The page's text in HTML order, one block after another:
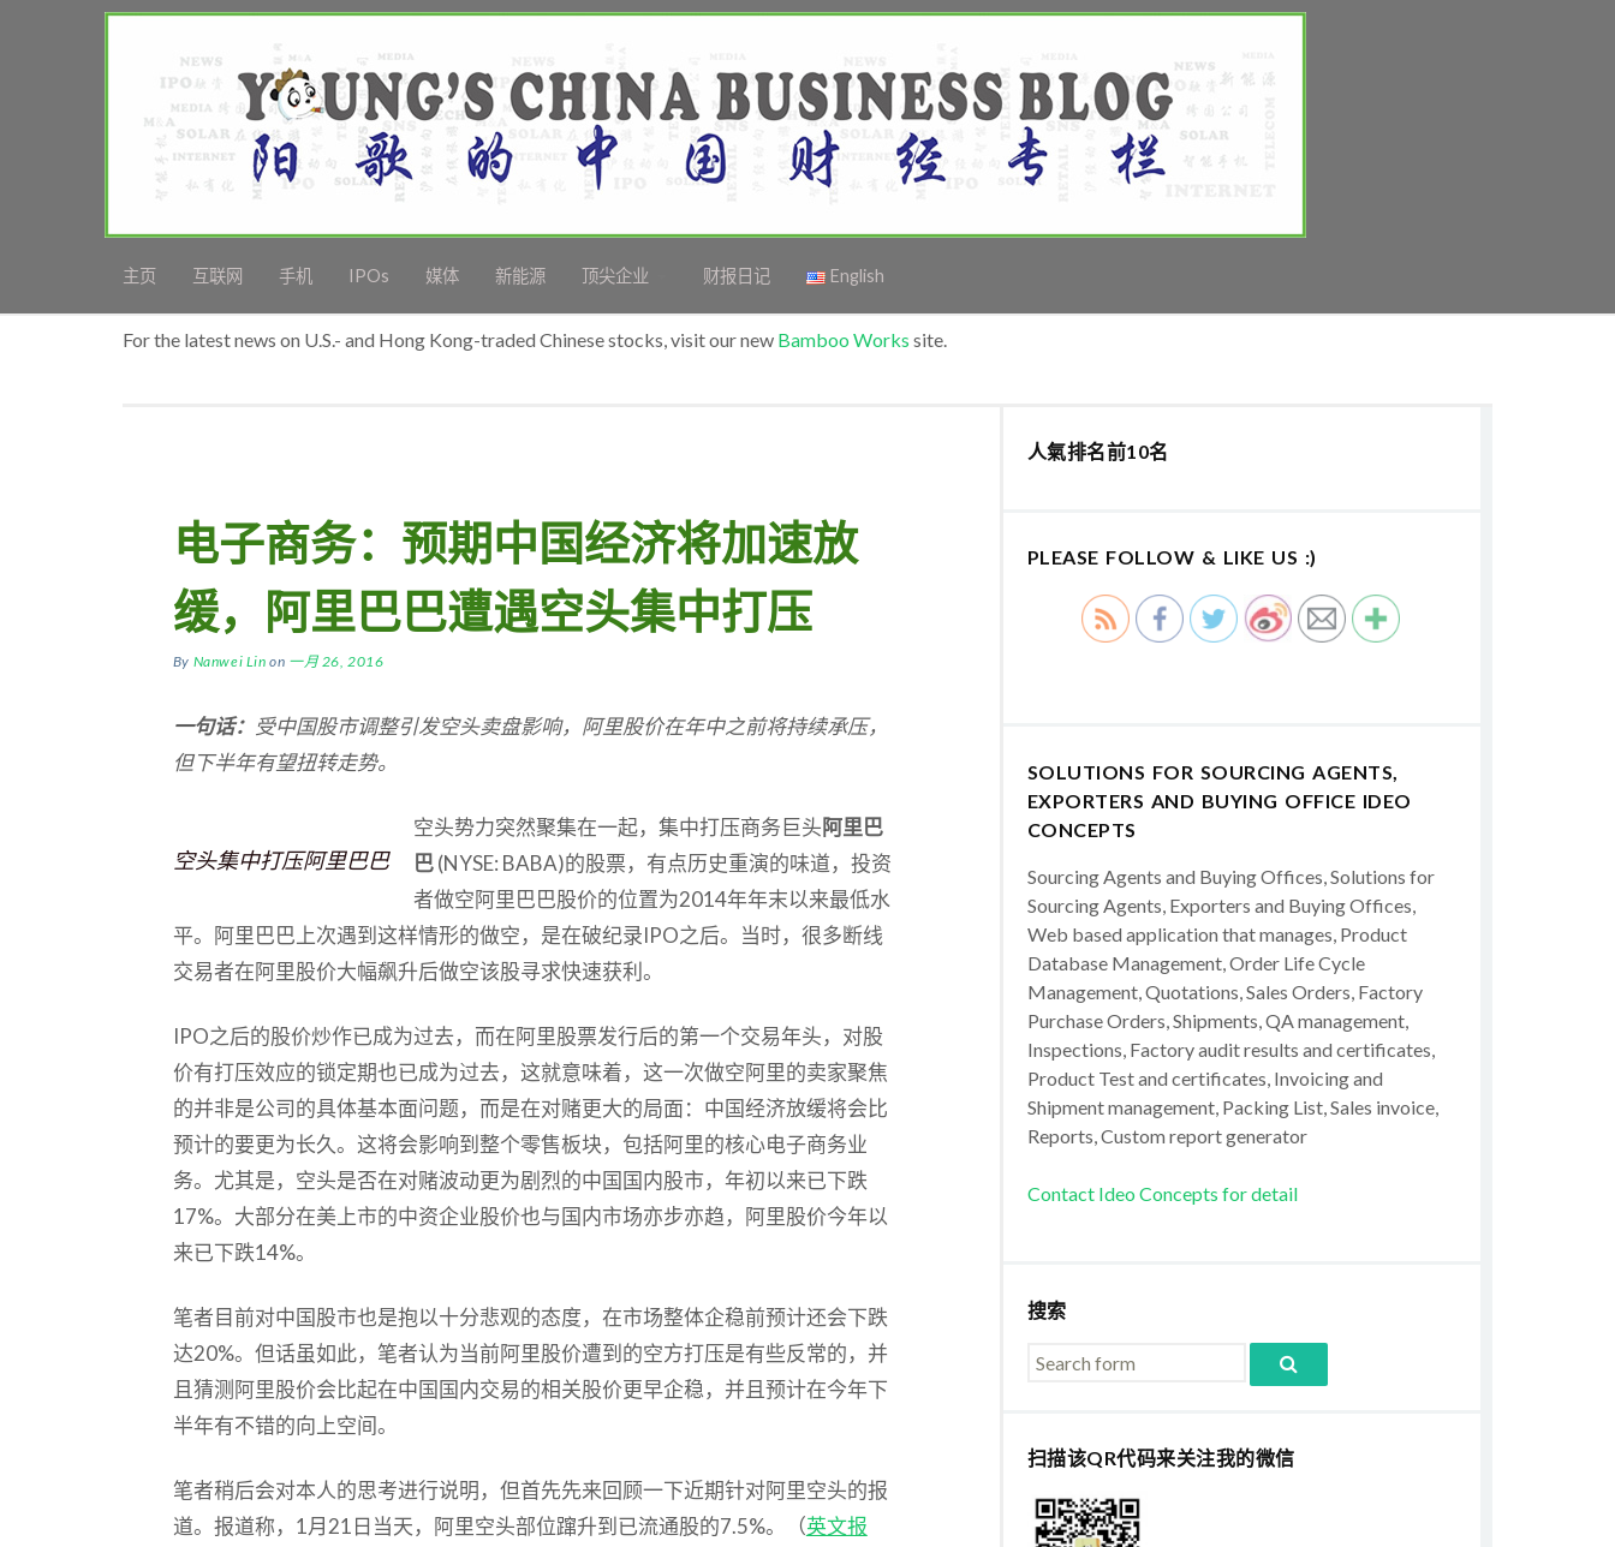
主页 互联网 手机 IPOs 媒体 新能源 顶尖企业 财报日记 English
For the latest news on U.S.- and Hong Kong-traded Chinese stocks, visit our new Bamboo Works site.
电子商务：预期中国经济将加速放
缓，阿里巴巴遭遇空头集中打压
By Nanwei Lin on 一月 26, 2016
一句话： 受中国股市调整引发空头卖盘影响，阿里股价在年中之前将持续承压，
但下半年有望扭转走势。
空头集中打压阿里巴巴
空头势力突然聚集在一起，集中打压商务巨头阿里巴
巴(NYSE: BABA)的股票，有点历史重演的味道，投资
者做空阿里巴巴股价的位置为2014年年末以来最低水
平。阿里巴巴上次遇到这样情形的做空，是在破纪录IPO之后。当时，很多断线
交易者在阿里股价大幅飙升后做空该股寻求快速获利。
IPO之后的股价炒作已成为过去，而在阿里股票发行后的第一个交易年头，对股
价有打压效应的锁定期也已成为过去，这就意味着，这一次做空阿里的卖家聚焦
的并非是公司的具体基本面问题，而是在对赌更大的局面：中国经济放缓将会比
预计的要更为长久。这将会影响到整个零售板块，包括阿里的核心电子商务业
务。尤其是，空头是否在对赌波动更为剧烈的中国国内股市，年初以来已下跌
17%。大部分在美上市的中资企业股价也与国内市场亦步亦趋，阿里股价今年以
来已下跌14%。
笔者目前对中国股市也是抱以十分悲观的态度，在市场整体企稳前预计还会下跌
达20%。但话虽如此，笔者认为当前阿里股价遭到的空方打压是有些反常的，并
且猜测阿里股价会比起在中国国内交易的相关股价更早企稳，并且预计在今年下
半年有不错的向上空间。
笔者稍后会对本人的思考进行说明，但首先先来回顾一下近期针对阿里空头的报
道。报道称，1月21日当天，阿里空头部位蹿升到已流通股的7.5%。（英文报
人氣排名前10名
PLEASE FOLLOW & LIKE US :)
SOLUTIONS FOR SOURCING AGENTS,
EXPORTERS AND BUYING OFFICE IDEO
CONCEPTS
Sourcing Agents and Buying Offices, Solutions for
Sourcing Agents, Exporters and Buying Offices,
Web based application that manages, Product
Database Management, Order Life Cycle
Management, Quotations, Sales Orders, Factory
Purchase Orders, Shipments, QA management,
Inspections, Factory audit results and certificates,
Product Test and certificates, Invoicing and
Shipment management, Packing List, Sales invoice,
Reports, Custom report generator
Contact Ideo Concepts for detail
搜索
扫描该QR代码来关注我的微信